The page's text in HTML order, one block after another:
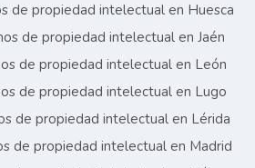
de propiedad intelectual en Huesca
de propiedad intelectual en Jaén
de propiedad intelectual en León
de propiedad intelectual en Lugo
de propiedad intelectual en Lérida
de propiedad intelectual en Madrid